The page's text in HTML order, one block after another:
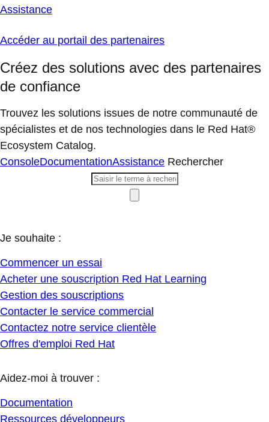
Assistance
Accéder au portail des partenaires
Créez des solutions avec des partenaires
de confiance
Trouvez les solutions issues de notre communauté de
spécialistes et de nos technologies dans le Red Hat®
Ecosystem Catalog.
ConsoleDocumentationAssistance Rechercher
Je souhaite :
Commencer un essai
Acheter une souscription Red Hat Learning
Gestion des souscriptions
Contacter le service commercial
Contactez notre service clientèle
Offres d'emploi Red Hat
Aidez-moi à trouver :
Documentation
Ressources développeurs